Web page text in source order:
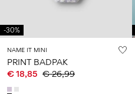
-30%
NAME IT MINI
PRINT BADPAK
€ 18,85 € 26,99